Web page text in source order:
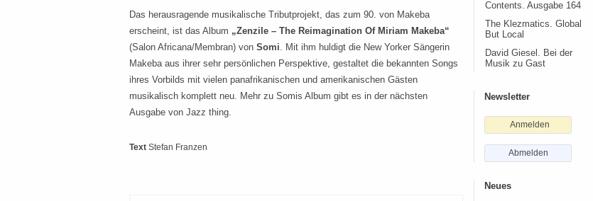
Das herausragende musikalische Tributprojekt, das zum 90. von Makeba
erscheint, ist das Album „Zenzile – The Reimagination Of Miriam Makeba“
(Salon Africana/Membran) von Somi. Mit ihm huldigt die New Yorker Sängerin
Makeba aus ihrer sehr persönlichen Perspektive, gestaltet die bekannten Songs
ihres Vorbilds mit vielen panafrikanischen und amerikanischen Gästen
musikalisch komplett neu. Mehr zu Somis Album gibt es in der nächsten
Ausgabe von Jazz thing.
Text Stefan Franzen
Contents. Ausgabe 164
The Klezmatics. Global
But Local
David Giesel. Bei der
Musik zu Gast
Newsletter
Anmelden
Abmelden
Neues